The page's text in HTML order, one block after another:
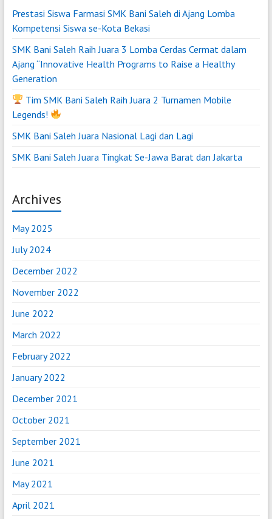
Prestasi Siswa Farmasi SMK Bani Saleh di Ajang Lomba
Kompetensi Siswa se-Kota Bekasi
SMK Bani Saleh Raih Juara 3 Lomba Cerdas Cermat dalam
Ajang “Innovative Health Programs to Raise a Healthy
Generation
Tim SMK Bani Saleh Raih Juara 2 Turnamen Mobile
Legends!
SMK Bani Saleh Juara Nasional Lagi dan Lagi
SMK Bani Saleh Juara Tingkat Se-Jawa Barat dan Jakarta
Archives
May 2025
July 2024
December 2022
November 2022
June 2022
March 2022
February 2022
January 2022
December 2021
October 2021
September 2021
June 2021
May 2021
April 2021